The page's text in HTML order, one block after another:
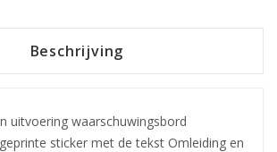
Beschrijving
uitvoering waarschuwingsbord
sticker met de tekst Omleiding en